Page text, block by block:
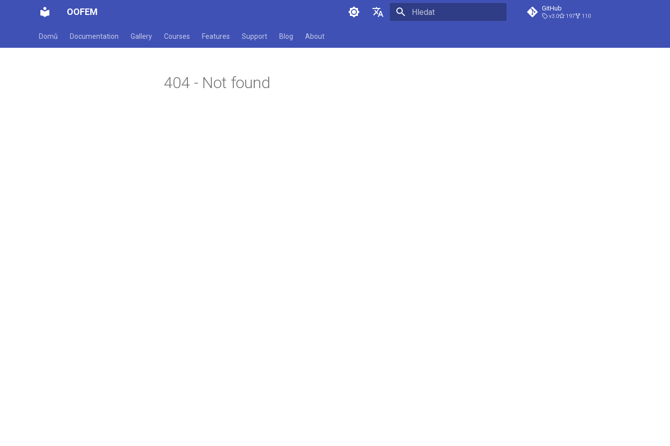
OOFEM GitHub
v3.0 197 110
Domů Documentation Gallery Courses Features Support Blog About
404 - Not found